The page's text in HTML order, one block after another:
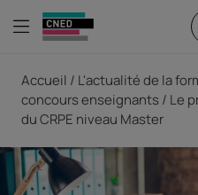
Menu
Accueil L'actualité de la
concours enseignants
Le
du CRPE niveau Master